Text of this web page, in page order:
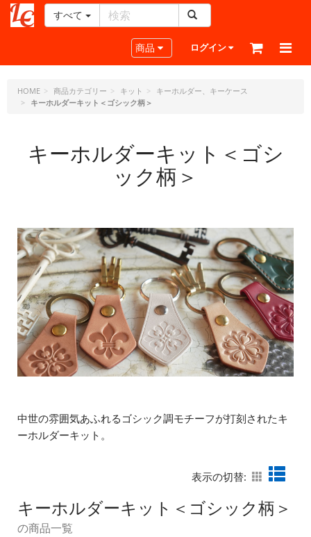
ー
ラ
フ
ピ
ー
すべて
Toggle navigation
商品 ログイン
HOME 商品カテゴリー キット
キーホルダー、キーケース
キーホルダーキット＜ゴシック柄＞
キーホルダーキット＜ゴシ
ック柄＞
中世の雰囲気あふれるゴシック調モチーフが打刻されたキ
ーホルダーキット。
表示の切替:
キーホルダーキット＜ゴシック柄＞
の商品一覧